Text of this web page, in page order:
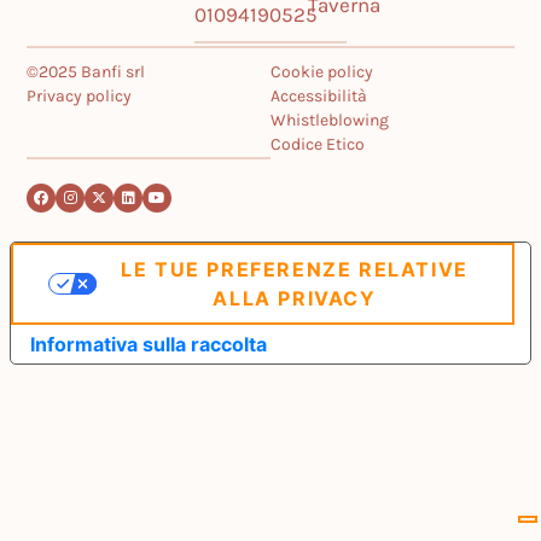
01094190525Taverna
©2025 Banfi srl
Privacy policy
Cookie policy
Accessibilità
Whistleblowing
Codice Etico
Informativa sulla raccolta
LE TUE PREFERENZE RELATIVE
ALLA PRIVACY